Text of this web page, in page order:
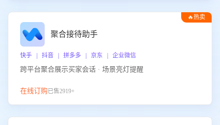
🔥热卖
聚合接待助手
快手 | 抖音 | 拼多多 | 京东 | 企业微信
跨平台聚合展示买家会话 · 场景亮灯提醒
在线订购已售2919+